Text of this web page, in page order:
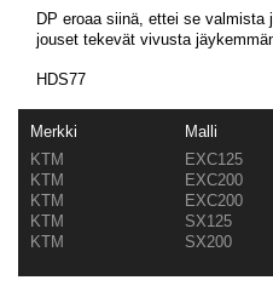
DP eroaa siinä, ettei se
jouset tekevät vivusta
HDS77
Merkki Malli
KTM
EXC125
KTM
EXC200
KTM
EXC200
KTM
SX125
KTM
SX200